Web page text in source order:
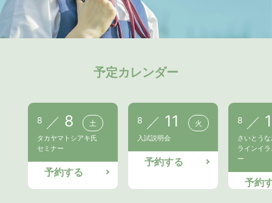
予定カレンダー
8 8 土
タカヤマトシアキ氏
セミナー
予約する
8 11 火
入試説明会
予約する
8
さいとう
ラインイ
ー
予約